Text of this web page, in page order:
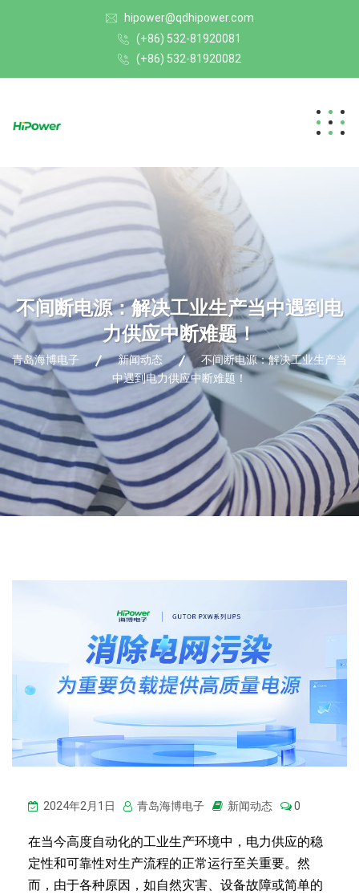
hipower@qdhipower.com
(+86) 532-81920081
(+86) 532-81920082
不间断电源：解决工业生产当中遇到电
力供应中断难题！
青岛海博电子 新闻动态
不间断电源：解决工业生产当
中遇到电力供应中断难题！
2024年2月1日 青岛海博电子 新闻动态 0
在当今高度自动化的工业生产环境中，电力供应的稳
定性和可靠性对生产流程的正常运行至关重要。然
而，由于各种原因，如自然灾害、设备故障或简单的